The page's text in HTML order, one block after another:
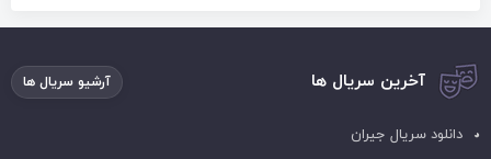
آخرین سریال ها آرشیو سریال ها
دانلود سریال جیران